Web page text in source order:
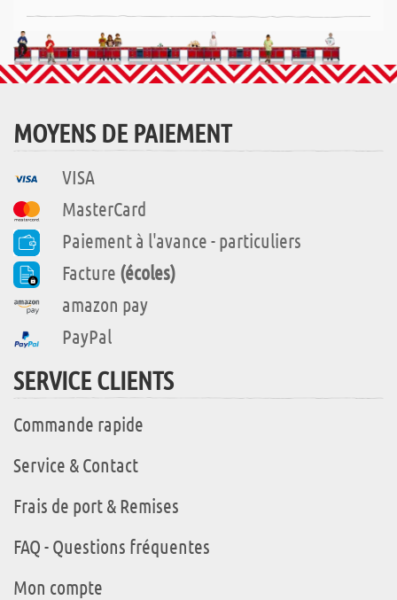
MOYENS DE PAIEMENT
VISA
MasterCard
Paiement à l'avance - particuliers
Facture (écoles)
amazon pay
PayPal
SERVICE CLIENTS
Commande rapide
Service & Contact
Frais de port & Remises
FAQ - Questions fréquentes
Mon compte